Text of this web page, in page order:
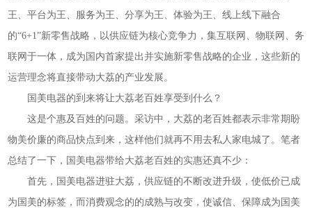
王、平台为王、服务为王、分享为王、体验为王、线上线下融合
的“6+1”新零售战略，以供应链为核心竞争力，集互联网、物联网、务
联网于一体，成为国内首家提出并实施新零售战略的企业，这些新的
运营理念将直接带动大荔的产业发展。
国美电器的到来将让大荔老百姓享受到什么？
这是个惠及百姓的问题。采访中，大荔的老百姓都表示非常期盼
物美价廉的商品快点到来，这样他们就再不用去私人家电城了。笔者
总结了一下，国美电器带给大荔老百姓的实惠还真不少：
首先，国美电器进驻大荔，供应链的不断改进升级，使低价已成
为国美的标签，而消费观念的的成熟与改变，使诚信、保障成为国美